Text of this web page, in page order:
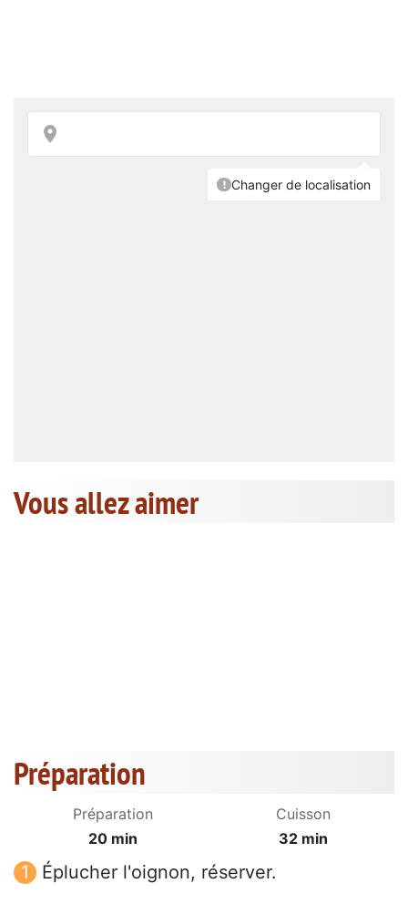
Vous allez aimer
Préparation
Préparation
20 min
Cuisson
32 min
Éplucher l'oignon, réserver.